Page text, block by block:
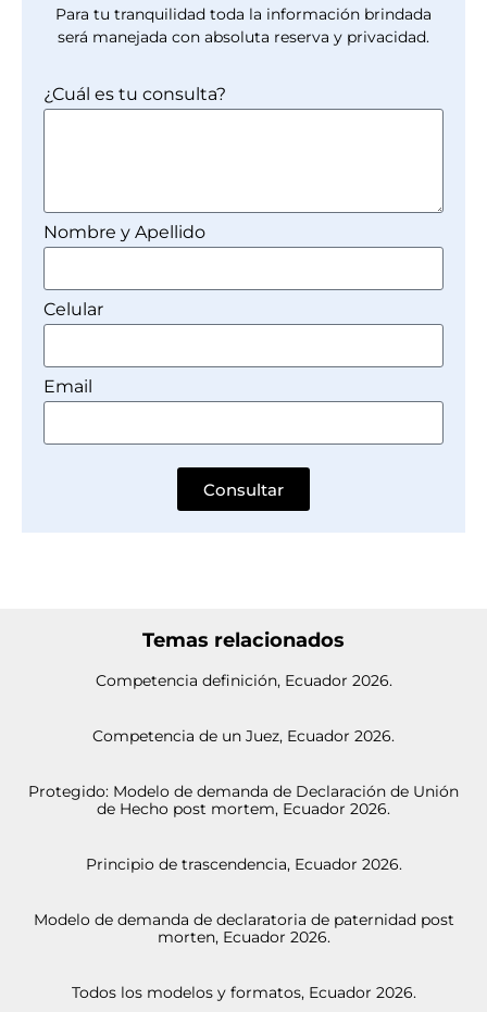
Para tu tranquilidad toda la información brindada
será manejada con absoluta reserva y privacidad.
¿Cuál es tu consulta?
Nombre y Apellido
Celular
Email
Consultar
Temas relacionados
Competencia definición, Ecuador 2026.
Competencia de un Juez, Ecuador 2026.
Protegido: Modelo de demanda de Declaración de Unión
de Hecho post mortem, Ecuador 2026.
Principio de trascendencia, Ecuador 2026.
Modelo de demanda de declaratoria de paternidad post
morten, Ecuador 2026.
Todos los modelos y formatos, Ecuador 2026.